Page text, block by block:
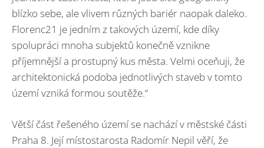
blízko sebe, ale vlivem různých bariér naopak daleko.
Florenc21 je jedním z takových území, kde díky
spolupráci mnoha subjektů konečně vznikne
příjemnější a prostupný kus města. Velmi oceňuji, že
architektonická podoba jednotlivých staveb v tomto
území vzniká formou soutěže.“
Větší část řešeného území se nachází v městské části
Praha 8. Její místostarosta Radomír Nepil věří, že